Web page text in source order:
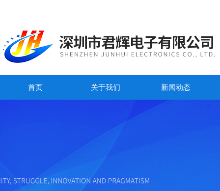
首页 关于我们 新闻动态